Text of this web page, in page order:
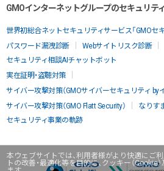
本ウェブサイトでは、利用者様がより快適にご
トの改善・最適化等を目的に、クッキー（
GMOインターネットグループのセキュリテ
世界初総合ネットセキュリティサービス「GMOセ
パスワード漏洩診断
Webサイトリスク診断
セキュリティ相談AIチャットボット
実在証明・盗聴対策
サイバー攻撃対策（GMOサイバーセキュリティ by
サイバー攻撃対策（GMO Flatt Security）
なりす
セキュリティ事業の軌跡